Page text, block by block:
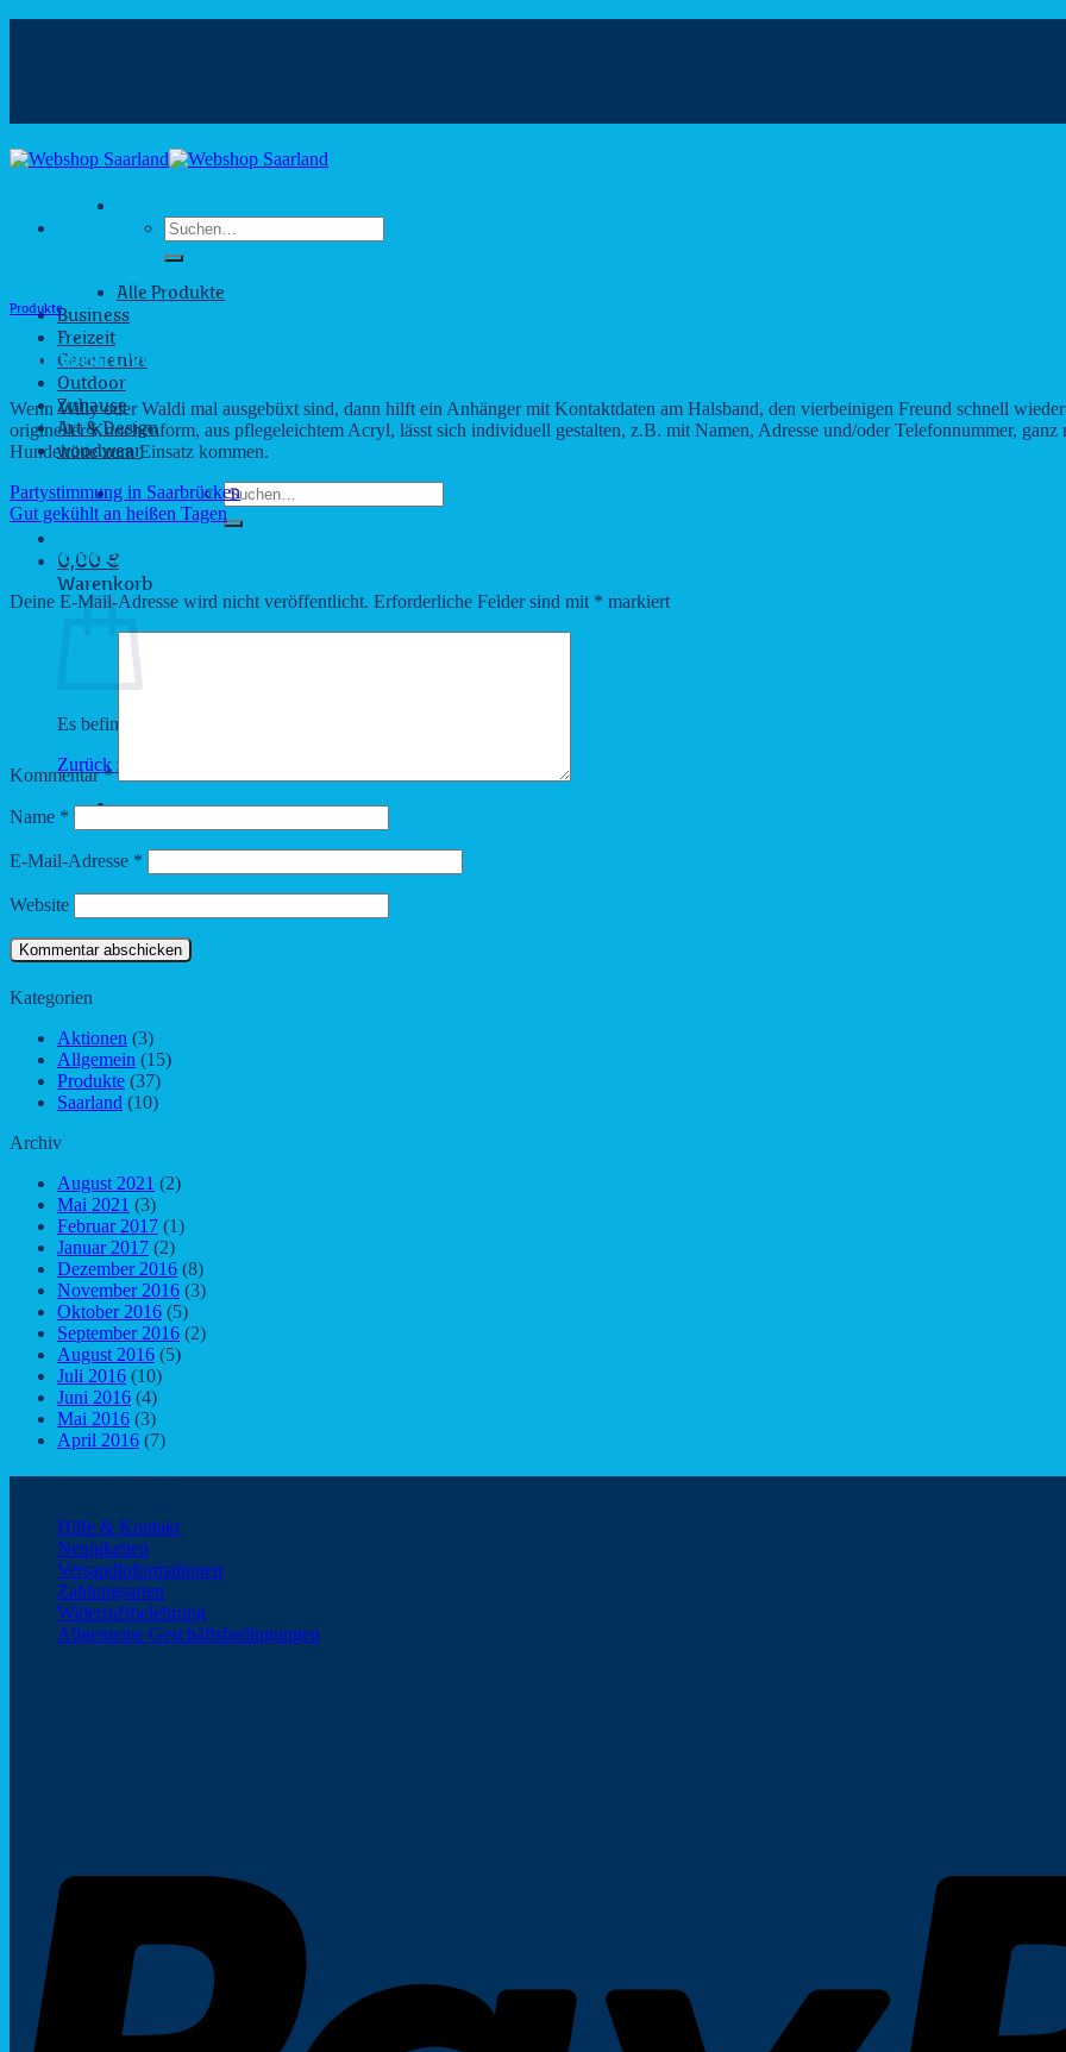
Suchen
nach:
Alle Produkte
Business
Freizeit
Geschenke
Outdoor
Zuhause
Art & Design
woodwear
Suchen
nach:
0,00 €
Warenkorb
Es befinden sich keine Produkte im Warenkorb.
Zurück zum Shop
Produkte
Wo weilt Willy?
Wenn Willy oder Waldi mal ausgebüxt sind, dann hilft ein Anhänger mit Kontaktdaten am Halsband, den vierbeinigen Freund schnell
origineller Knochenform, aus pflegeleichtem Acryl, lässt sich individuell gestalten, z.B. mit Namen, Adresse und/oder Telefonnummer,
Hundehütte zum Einsatz kommen.
Partystimmung in Saarbrücken
Gut gekühlt an heißen Tagen
Schreibe einen Kommentar
Deine E-Mail-Adresse wird nicht veröffentlicht. Erforderliche Felder sind mit * markiert
Kommentar*
Name *
E-Mail-Adresse *
Website
Kategorien
Aktionen (3)
Allgemein (15)
Produkte (37)
Saarland (10)
Archiv
August 2021 (2)
Mai 2021 (3)
Februar 2017 (1)
Januar 2017 (2)
Dezember 2016 (8)
November 2016 (3)
Oktober 2016 (5)
September 2016 (2)
August 2016 (5)
Juli 2016 (10)
Juni 2016 (4)
Mai 2016 (3)
April 2016 (7)
Hilfe & Kontakt
Neuigkeiten
Versandinformationen
Zahlungsarten
Widerrufsbelehrung
Allgemeine Geschäftsbedingungen